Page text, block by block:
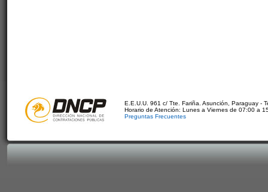
E.E.U.U. 961 c/ Tte. Fariña. Asunción, Paraguay -
Horario de Atención: Lunes a Viernes de 07:00 a
Preguntas Frecuentes